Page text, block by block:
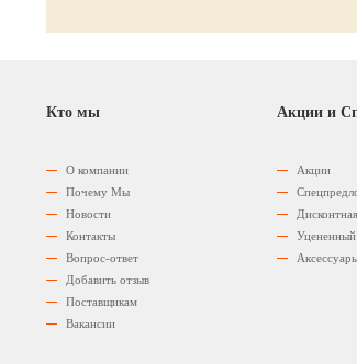
Кто мы
О компании
Почему Мы
Новости
Контакты
Вопрос-ответ
Добавить отзыв
Поставщикам
Вакансии
Акции и
Акции
Уцененный